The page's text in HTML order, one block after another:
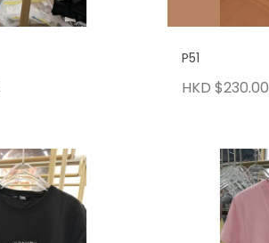
P51
HKD $230.00